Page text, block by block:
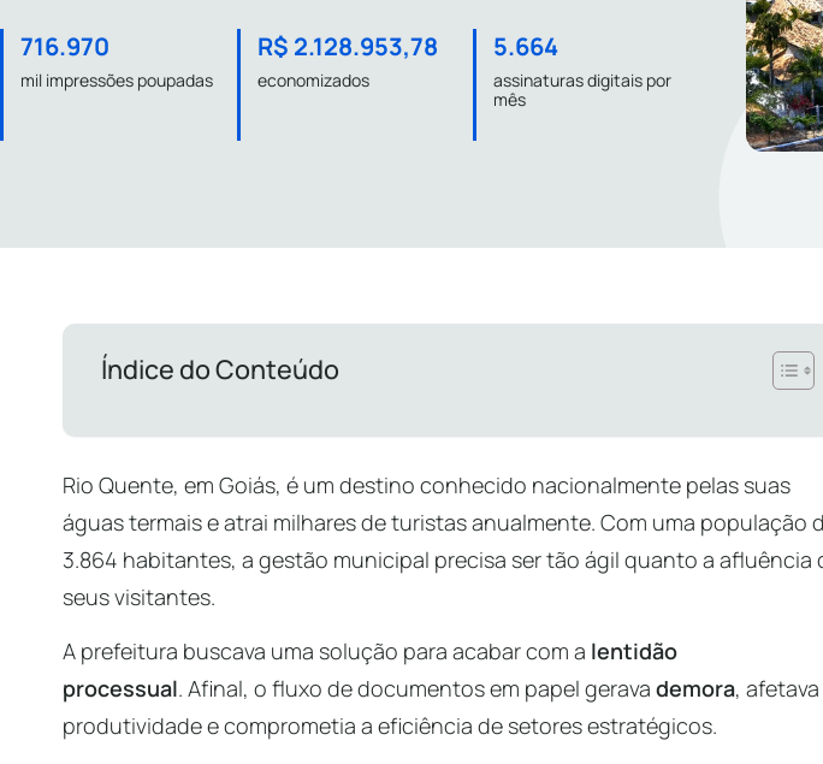
716.970
mil impressões poupadas
R$ 2.128.953,78
economizados
5.664
assinaturas digitais por
mês
Índice do Conteúdo
Rio Quente, em Goiás, é um destino conhecido nacionalmente pelas suas
águas termais e atrai milhares de turistas anualmente. Com uma população
3.864 habitantes, a gestão municipal precisa ser tão ágil quanto a afluência
seus visitantes.
A prefeitura buscava uma solução para acabar com a lentidão
processual. Afinal, o fluxo de documentos em papel gerava demora, afetava
produtividade e comprometia a eficiência de setores estratégicos.